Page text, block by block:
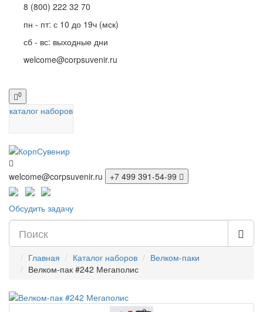
8 (800) 222 32 70
пн - пт: с 10 до 19ч (мск)
сб - вс: выходные дни
welcome@corpsuvenir.ru
0
каталог наборов
welcome@corpsuvenir.ru +7 499 391-54-99
Обсудить задачу
Главная Каталог наборов
Велком-паки
Велком-пак #242 Мегаполис